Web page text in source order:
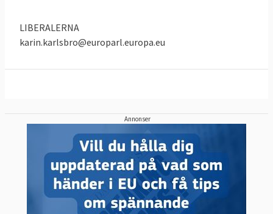
LIBERALERNA
karin.karlsbro@europarl.europa.eu
Annonser